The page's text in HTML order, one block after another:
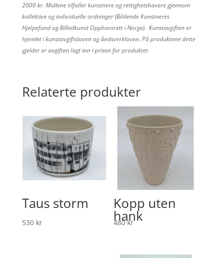
2000 kr. Midlene tilfaller kunstnere og rettighetshavere gjennom
kollektive og individuelle ordninger (Bildende Kunstneres
Hjelpefond og Billedkunst Opphavsrett i Norge). Kunstavgiften er
hjemlet i kunstavgiftsloven og åndsverkloven. På produktene dette
gjelder er avgiften lagt inn i prisen for produktet.
Relaterte produkter
Taus storm
530 kr
Kopp uten
hank
480kr